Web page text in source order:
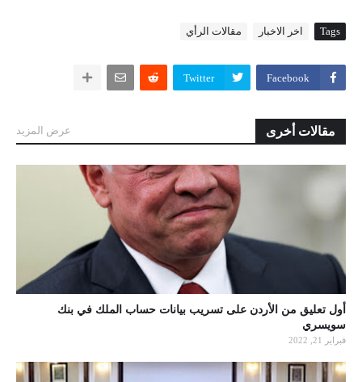
Tags اخر الاخبار مقالات الرأي
Facebook
Twitter
مقالات أخرى عرض المزيد
أول تعليق من الأردن على تسريب بيانات حساب الملك في بنك
سويسري
فبراير 21, 2022